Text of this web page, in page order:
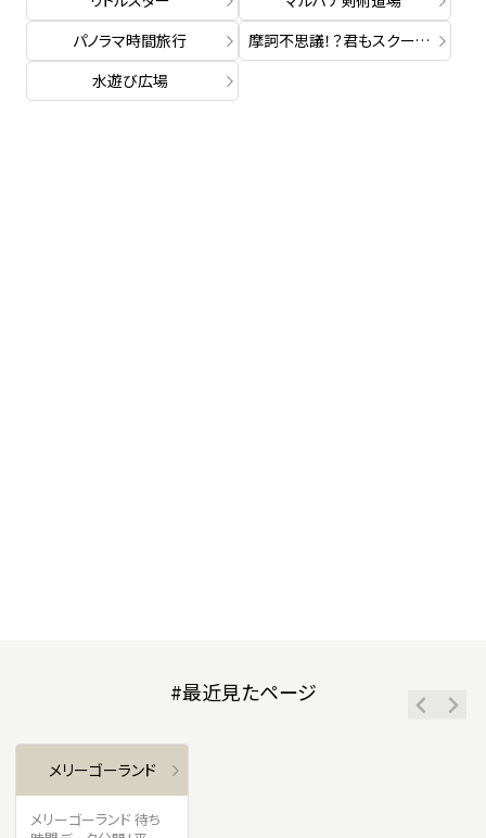
パノラマ時間旅行
摩訶不思議！？君もスクープカメラマン
水遊び広場
#最近見たページ
メリーゴーランド
メリーゴーランド 待ち